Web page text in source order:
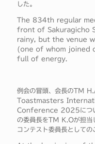
した。
The 834th regular
front of Sakuragicho
rainy, but the venue
(one of whom joined
full of energy.
例会の冒頭、会長のTM
Toastmasters
Conference 2025につい
の委員長をTM K.Oが担当
コンテスト委員長としての